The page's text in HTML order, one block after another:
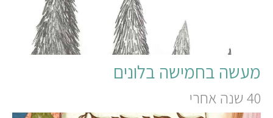
מעשה בחמישה בלונים
40 שנה אחרי